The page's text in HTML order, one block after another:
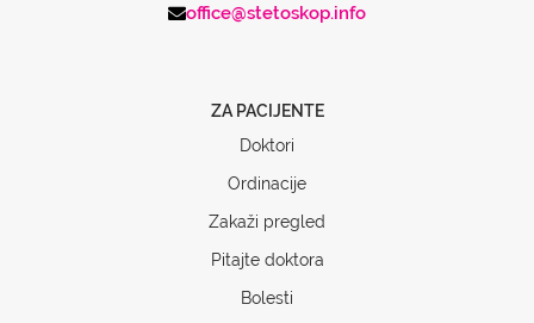
office@stetoskop.info
ZA PACIJENTE
Doktori
Ordinacije
Zakaži pregled
Pitajte doktora
Bolesti